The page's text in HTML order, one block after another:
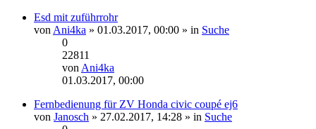
Esd mit zuführrohr
von Ani4ka » 01.03.2017, 00:00 » in Suche
0
22811
von Ani4ka
Neuester
01.03.2017, 00:00
Fernbedienung für ZV Honda civic coupé ej6
von Janosch » 27.02.2017, 14:28 » in Suche